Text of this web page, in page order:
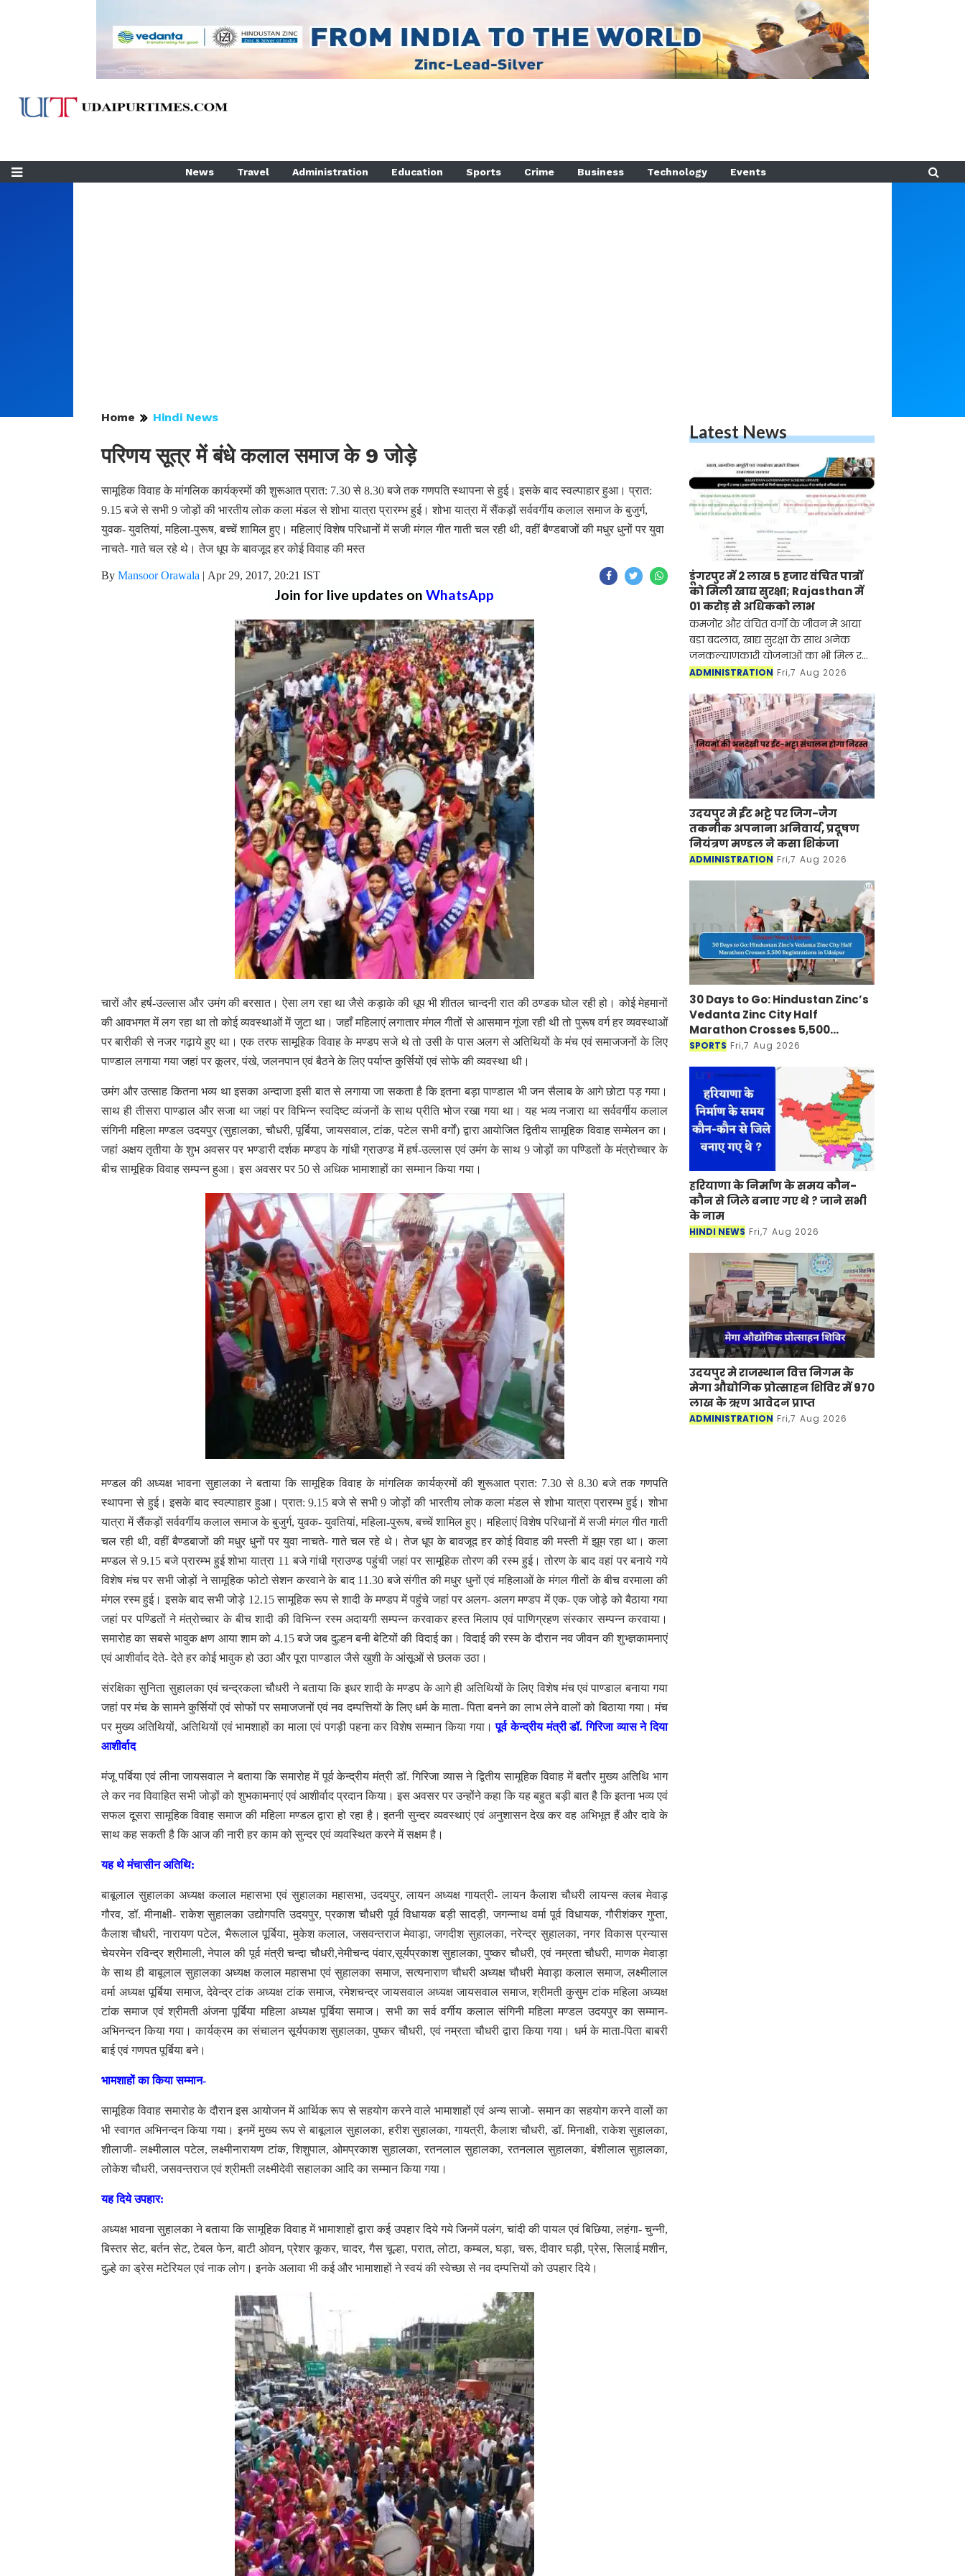
News Travel Administration Education Sports Crime Business Technology Events
Home Hindi News
परिणय सूत्र में बंधे कलाल समाज के 9 जोड़े
सामूहिक विवाह के मांगलिक कार्यक्रमों की शुरूआत प्रात: 7.30 से 8.30 बजे तक गणपति स्थापना से हुई। इसके बाद स्वल्पाहार हुआ। प्रात:
9.15 बजे से सभी 9 जोड़ों की भारतीय लोक कला मंडल से शोभा यात्रा प्रारम्भ हुई। शोभा यात्रा में सैंकड़ों सर्ववर्गीय कलाल समाज के बुजुर्ग,
युवक- युवतियां, महिला-पुरूष, बच्चें शामिल हुए। महिलाएं विशेष परिधानों में सजी मंगल गीत गाती चल रही थी, वहीं बैण्डबाजों की मधुर धुनों पर युवा
नाचते- गाते चल रहे थे। तेज धूप के बावजूद हर कोई विवाह की मस्त
By Mansoor Orawala | Apr 29, 2017, 20:21 IST
Join for live updates on WhatsApp
चारों और हर्ष-उल्लास और उमंग की बरसात। ऐसा लग रहा था जैसे कड़ाके की धूप भी शीतल चान्दनी रात की ठण्डक घोल रही हो। कोई मेहमानों
की आवभगत में लग रहा था तो कोई व्यवस्थाओं में जुटा था। जहाँ महिलाएं लगातार मंगल गीतों से आसमान गूंजा रही थी तो पुरूष वर्ग हर व्यवस्थाओं
पर बारीकी से नजर गढ़ाये हुए था। एक तरफ सामूहिक विवाह के मण्डप सजे थे तो उसी के पास अलग से अतिथियों के मंच एवं समाजजनों के लिए
पाण्डाल लगाया गया जहां पर कूलर, पंखे, जलनपान एवं बैठने के लिए पर्याप्त कुर्सियों एवं सोफे की व्यवस्था थी।
उमंग और उत्साह कितना भव्य था इसका अन्दाजा इसी बात से लगाया जा सकता है कि इतना बड़ा पाण्डाल भी जन सैलाब के आगे छोटा पड़ गया।
साथ ही तीसरा पाण्डाल और सजा था जहां पर विभिन्न स्वदिष्ट व्यंजनों के साथ प्रीति भोज रखा गया था। यह भव्य नजारा था सर्ववर्गीय कलाल
संगिनी महिला मण्डल उदयपुर (सुहालका, चौधरी, पूर्बिया, जायसवाल, टांक, पटेल सभी वर्गों) द्वारा आयोजित द्वितीय सामूहिक विवाह सम्मेलन का।
जहां अक्षय तृतीया के शुभ अवसर पर भण्डारी दर्शक मण्डप के गांधी ग्राउण्ड में हर्ष-उल्लास एवं उमंग के साथ 9 जोड़ों का पण्डितों के मंत्रोच्चार के
बीच सामूहिक विवाह सम्पन्न हुआ। इस अवसर पर 50 से अधिक भामाशाहों का सम्मान किया गया।
मण्डल की अध्यक्ष भावना सुहालका ने बताया कि सामूहिक विवाह के मांगलिक कार्यक्रमों की शुरूआत प्रात: 7.30 से 8.30 बजे तक गणपति
स्थापना से हुई। इसके बाद स्वल्पाहार हुआ। प्रात: 9.15 बजे से सभी 9 जोड़ों की भारतीय लोक कला मंडल से शोभा यात्रा प्रारम्भ हुई। शोभा
यात्रा में सैंकड़ों सर्ववर्गीय कलाल समाज के बुजुर्ग, युवक- युवतियां, महिला-पुरूष, बच्चें शामिल हुए। महिलाएं विशेष परिधानों में सजी मंगल गीत गाती
चल रही थी, वहीं बैण्डबाजों की मधुर धुनों पर युवा नाचते- गाते चल रहे थे। तेज धूप के बावजूद हर कोई विवाह की मस्ती में झूम रहा था। कला
मण्डल से 9.15 बजे प्रारम्भ हुई शोभा यात्रा 11 बजे गांधी ग्राउण्ड पहुंची जहां पर सामूहिक तोरण की रस्म हुई। तोरण के बाद वहां पर बनाये गये
विशेष मंच पर सभी जोड़ों ने सामूहिक फोटो सेशन करवाने के बाद 11.30 बजे संगीत की मधुर धुनों एवं महिलाओं के मंगल गीतों के बीच वरमाला की
मंगल रस्म हुई। इसके बाद सभी जोड़े 12.15 सामूहिक रूप से शादी के मण्डप में पहुंचे जहां पर अलग- अलग मण्डप में एक- एक जोड़े को बैठाया गया
जहां पर पण्डितों ने मंत्रोच्चार के बीच शादी की विभिन्न रस्म अदायगी सम्पन्न करवाकर हस्त मिलाप एवं पाणिग्रहण संस्कार सम्पन्न करवाया।
समारोह का सबसे भावुक क्षण आया शाम को 4.15 बजे जब दुल्हन बनी बेटियों की विदाई का। विदाई की रस्म के दौरान नव जीवन की शुभ्ज्ञकामनाएं
एवं आशीर्वाद देते- देते हर कोई भावुक हो उठा और पूरा पाण्डाल जैसे खुशी के आंसूओं से छलक उठा।
संरक्षिका सुनिता सुहालका एवं चन्द्रकला चौधरी ने बताया कि इधर शादी के मण्डप के आगे ही अतिथियों के लिए विशेष मंच एवं पाण्डाल बनाया गया
जहां पर मंच के सामने कुर्सियों एवं सोफों पर समाजजनों एवं नव दम्पत्तियों के लिए धर्म के माता- पिता बनने का लाभ लेने वालों को बिठाया गया। मंच
पर मुख्य अतिथियों, अतिथियों एवं भामशाहों का माला एवं पगड़ी पहना कर विशेष सम्मान किया गया।पूर्व केन्द्रीय मंत्री डॉ. गिरिजा व्यास ने दिया
आशीर्वाद
मंजू पर्बिया एवं लीना जायसवाल ने बताया कि समारोह में पूर्व केन्द्रीय मंत्री डॉ. गिरिजा व्यास ने द्वितीय सामूहिक विवाह में बतौर मुख्य अतिथि भाग
ले कर नव विवाहित सभी जोड़ों को शुभकामनाएं एवं आशीर्वाद प्रदान किया। इस अवसर पर उन्होंने कहा कि यह बहुत बड़ी बात है कि इतना भव्य एवं
सफल दूसरा सामूहिक विवाह समाज की महिला मण्डल द्वारा हो रहा है। इतनी सुन्दर व्यवस्थाएं एवं अनुशासन देख कर वह अभिभूत हैं और दावे के
साथ कह सकती है कि आज की नारी हर काम को सुन्दर एवं व्यवस्थित करने में सक्षम है।
यह थे मंचासीन अतिथि:
बाबूलाल सुहालका अध्यक्ष कलाल महासभा एवं सुहालका महासभा, उदयपुर, लायन अध्यक्ष गायत्री- लायन कैलाश चौधरी लायन्स क्लब मेवाड़
गौरव, डॉ. मीनाक्षी- राकेश सुहालका उद्योगपति उदयपुर, प्रकाश चौधरी पूर्व विधायक बड़ी सादड़ी, जगन्नाथ वर्मा पूर्व विधायक, गौरीशंकर गुप्ता,
कैलाश चौधरी, नारायण पटेल, भैरूलाल पूर्बिया, मुकेश कलाल, जसवन्तराज मेवाड़ा, जगदीश सुहालका, नरेन्द्र सुहालका, नगर विकास प्रन्यास
चेयरमेन रविन्द्र श्रीमाली, नेपाल की पूर्व मंत्री चन्दा चौधरी,नेमीचन्द पंवार,सूर्यप्रकाश सुहालका, पुष्कर चौधरी, एवं नम्रता चौधरी, माणक मेवाड़ा
के साथ ही बाबूलाल सुहालका अध्यक्ष कलाल महासभा एवं सुहालका समाज, सत्यनाराण चौधरी अध्यक्ष चौधरी मेवाड़ा कलाल समाज, लक्ष्मीलाल
वर्मा अध्यक्ष पूर्बिया समाज, देवेन्द्र टांक अध्यक्ष टांक समाज, रमेशचन्द्र जायसवाल अध्यक्ष जायसवाल समाज, श्रीमती कुसुम टांक महिला अध्यक्ष
टांक समाज एवं श्रीमती अंजना पूर्बिया महिला अध्यक्ष पूर्बिया समाज। सभी का सर्व वर्गीय कलाल संगिनी महिला मण्डल उदयपुर का सम्मान-
अभिनन्दन किया गया। कार्यक्रम का संचालन सूर्यपकाश सुहालका, पुष्कर चौधरी, एवं नम्रता चौधरी द्वारा किया गया। धर्म के माता-पिता बाबरी
बाई एवं गणपत पूर्बिया बने।
भामशाहों का किया सम्मान-
सामूहिक विवाह समारोह के दौरान इस आयोजन में आर्थिक रूप से सहयोग करने वाले भामाशाहों एवं अन्य साजो- समान का सहयोग करने वालों का
भी स्वागत अभिनन्दन किया गया। इनमें मुख्य रूप से बाबूलाल सुहालका, हरीश सुहालका, गायत्री, कैलाश चौधरी, डॉ. मिनाक्षी, राकेश सुहालका,
शीलाजी- लक्ष्मीलाल पटेल, लक्ष्मीनारायण टांक, शिशुपाल, ओमप्रकाश सुहालका, रतनलाल सुहालका, रतनलाल सुहालका, बंशीलाल सुहालका,
लोकेश चौधरी, जसवन्तराज एवं श्रीमती लक्ष्मीदेवी सहालका आदि का सम्मान किया गया।
यह दिये उपहार:
अध्यक्ष भावना सुहालका ने बताया कि सामूहिक विवाह में भामाशाहों द्वारा कई उपहार दिये गये जिनमें पलंग, चांदी की पायल एवं बिछिया, लहंगा- चुन्नी,
बिस्तर सेट, बर्तन सेट, टेबल फेन, बाटी ओवन, प्रेशर कूकर, चादर, गैस चूल्हा, परात, लोटा, कम्बल, घड़ा, चरू, दीवार घड़ी, प्रेस, सिलाई मशीन,
दुल्हे का ड्रेस मटेरियल एवं नाक लोग। इनके अलावा भी कई और भामाशाहों ने स्वयं की स्वेच्छा से नव दम्पत्तियों को उपहार दिये।
Latest News
डूंगरपुर में 2 लाख 5 हजार वंचित पात्रों
को मिली खाद्य सुरक्षा; Rajasthan में
01 करोड़ से अधिकको लाभ
कमजोर और वंचित वर्गों के जीवन में आया
बड़ा बदलाव, खाद्य सुरक्षा के साथ अनेक
जनकल्याणकारी योजनाओं का भी मिल रहा
लाभ
ADMINISTRATION Fri,7 Aug 2026
उदयपुर मे ईंट भट्टे पर जिग-जैग
तकनीक अपनाना अनिवार्य, प्रदूषण
नियंत्रण मण्डल ने कसा शिकंजा
ADMINISTRATION Fri,7 Aug 2026
30 Days to Go: Hindustan Zinc’s
Vedanta Zinc City Half
Marathon Crosses 5,500
Registrations in Udaipur
SPORTS Fri,7 Aug 2026
हरियाणा के निर्माण के समय कौन-
कौन से जिले बनाए गए थे ? जाने सभी
के नाम
HINDI NEWS Fri,7 Aug 2026
उदयपुर मे राजस्थान वित्त निगम के
मेगा औद्योगिक प्रोत्साहन शिविर में 970
लाख के ऋण आवेदन प्राप्त
ADMINISTRATION Fri,7 Aug 2026